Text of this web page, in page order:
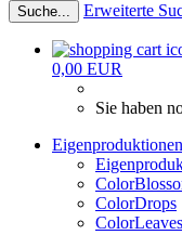
Suche... Erweiterte
0,00 EUR
Sie haben
ColorDrops
ColorLeaves